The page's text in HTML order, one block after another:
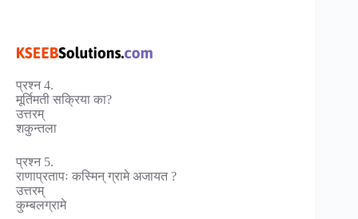
प्रश्न 4.
मूर्तिमती सक्रिया का?
उत्तरम्
शकुन्तला
प्रश्न 5.
राणाप्रतापः कस्मिन् ग्रामे अजायत ?
उत्तरम्
कुम्बलग्रामे